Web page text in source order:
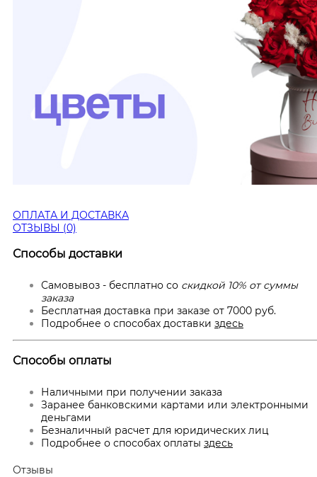
ОПЛАТА И ДОСТАВКА
ОТЗЫВЫ (0)
Способы доставки
Самовывоз - бесплатно со скидкой 10% от суммы
заказа
Бесплатная доставка при заказе от 7000 руб.
Подробнее о способах доставки здесь
Способы оплаты
Наличными при получении заказа
Заранее банковскими картами или электронными
деньгами
Безналичный расчет для юридических лиц
Подробнее о способах оплаты здесь
Отзывы